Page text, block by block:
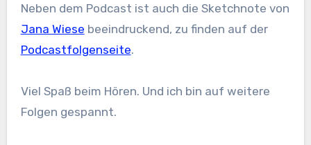
Neben dem Podcast ist auch die Sketchnote von
Jana Wiese beeindruckend, zu finden auf der
Podcastfolgenseite.
Viel Spaß beim Hören. Und ich bin auf weitere
Folgen gespannt.